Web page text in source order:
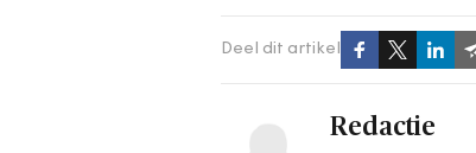
Deel dit artikel
Redactie